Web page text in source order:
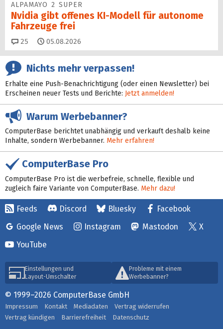
ALPAMAYO 2 SUPER
Nvidia gibt offenes KI-Modell für autonome
Fahrzeuge frei
25 Kommentare
05.08.2026
Nichts mehr verpassen!
Erhalte eine Push-Benachrichtigung (oder einen Newsletter) bei
Erscheinen neuer Tests und Berichte: Jetzt anmelden!
Warum Werbebanner?
ComputerBase berichtet unabhängig und verkauft deshalb keine
Inhalte, sondern Werbebanner. Mehr erfahren!
ComputerBase Pro
ComputerBase Pro ist die werbefreie, schnelle, flexible und
zugleich faire Variante von ComputerBase. Mehr dazu!
Feeds Discord Bluesky
Facebook
Google News
Instagram Mastodon
X
YouTube
Einstellungen und
Layout-Umschalter
Probleme mit einem
Werbebanner?
© 1999–2026 ComputerBase GmbH
Impressum Kontakt Mediadaten
Vertrag widerrufen
Vertrag kündigen
Barrierefreiheit Datenschutz